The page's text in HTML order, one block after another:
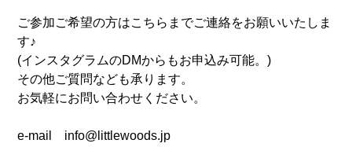
ご参加ご希望の方はこちらまでご連絡をお願いいたしま
す♪
(インスタグラムのDMからもお申込み可能。)
その他ご質問なども承ります。
お気軽にお問い合わせください。
e-mail info@littlewoods.jp